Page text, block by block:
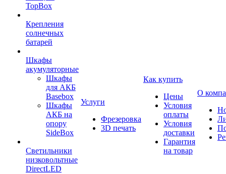
TopBox
Крепления
солнечных
батарей
Шкафы
акумуляторные
Шкафы
для АКБ
Basebox
Шкафы
АКБ на
опору
SideBox
Светильники
низковольтные
DirectLED
Услуги
Фрезеровка
3D печать
Как купить
Цены
Условия
оплаты
Условия
доставки
Гарантия
на товар
О